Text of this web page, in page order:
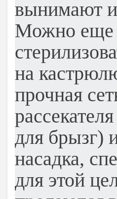
вынимают
Можно еще
на
прочная
для брызг)
насадка,
для этой